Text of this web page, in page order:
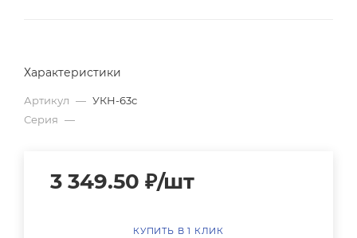
Характеристики
Артикул — УКН-63с
Серия —
3 349.50 ₽/шт
КУПИТЬ В 1 КЛИК